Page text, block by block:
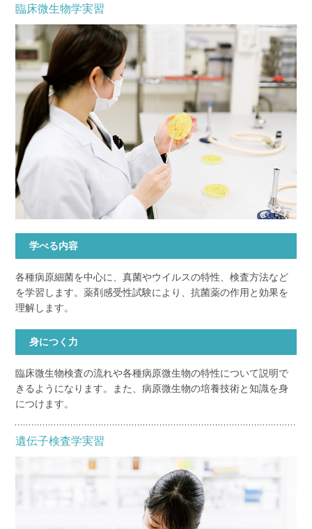
臨床微生物学実習
学べる内容
各種病原細菌を中心に、真菌やウイルスの特性、検査方法など
を学習します。薬剤感受性試験により、抗菌薬の作用と効果を
理解します。
身につく力
臨床微生物検査の流れや各種病原微生物の特性について説明で
きるようになります。また、病原微生物の培養技術と知識を身
につけます。
遺伝子検査学実習